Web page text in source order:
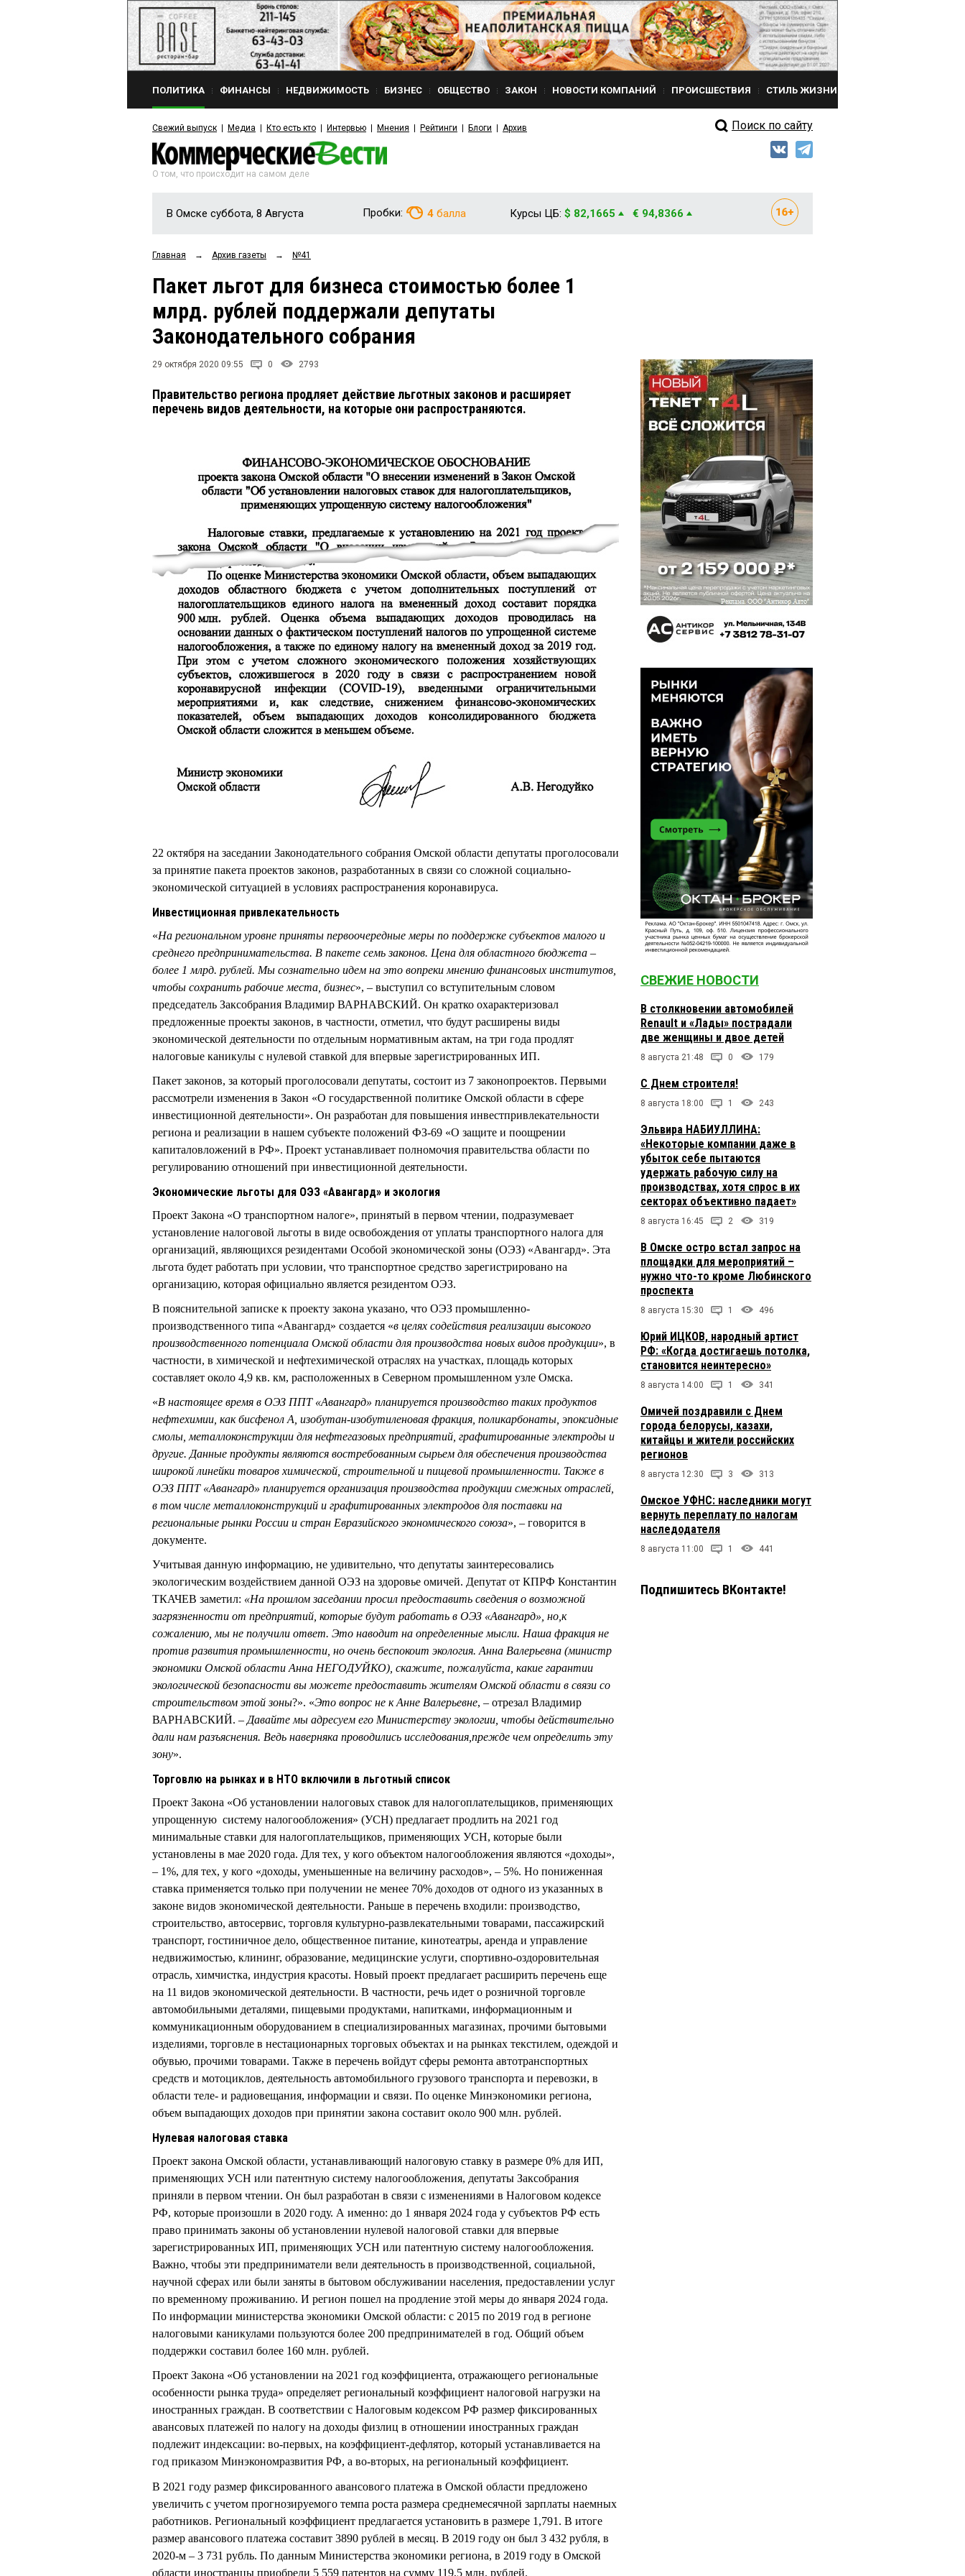
ПОЛИТИКА ФИНАНСЫ НЕДВИЖИМОСТЬ БИЗНЕС ОБЩЕСТВО ЗАКОН НОВОСТИ КОМПАНИЙ ПРОИСШЕСТВИЯ СТИЛЬ ЖИЗНИ
Свежий выпуск Медиа Кто есть кто Интервью Мнения Рейтинги Блоги Архив Поиск по сайту
О том, что происходит на самом деле
В Омске суббота, 8 Августа Пробки: 4 балла Курсы ЦБ: $ 82,1665 € 94,8366
Главная → Архив газеты → №41
Пакет льгот для бизнеса стоимостью более 1
млрд. рублей поддержали депутаты
Законодательного собрания
29 октября 2020 09:55 0 2793
Правительство региона продляет действие льготных законов и расширяет
перечень видов деятельности, на которые они распространяются.
22 октября на заседании Законодательного cобрания Омской области депутаты проголосовали
за принятие пакета проектов законов, разработанных в связи со сложной социально-
экономической ситуацией в условиях распространения коронавируса.
Инвестиционная привлекательность
«На региональном уровне приняты первоочередные меры по поддержке субъектов малого и
среднего предпринимательства. В пакете семь законов. Цена для областного бюджета –
более 1 млрд. рублей. Мы сознательно идем на это вопреки мнению финансовых институтов,
чтобы сохранить рабочие места, бизнес», – выступил со вступительным словом
председатель Заксобрания Владимир ВАРНАВСКИЙ. Он кратко охарактеризовал
предложенные проекты законов, в частности, отметил, что будут расширены виды
экономической деятельности по отдельным нормативным актам, на три года продлят
налоговые каникулы с нулевой ставкой для впервые зарегистрированных ИП.
Пакет законов, за который проголосовали депутаты, состоит из 7 законопроектов. Первыми
рассмотрели изменения в Закон «О государственной политике Омской области в сфере
инвестиционной деятельности». Он разработан для повышения инвестпривлекательности
региона и реализации в нашем субъекте положений ФЗ-69 «О защите и поощрении
капиталовложений в РФ». Проект устанавливает полномочия правительства области по
регулированию отношений при инвестиционной деятельности.
Экономические льготы для ОЭЗ «Авангард» и экология
Проект Закона «О транспортном налоге», принятый в первом чтении, подразумевает
установление налоговой льготы в виде освобождения от уплаты транспортного налога для
организаций, являющихся резидентами Особой экономической зоны (ОЭЗ) «Авангард». Эта
льгота будет работать при условии, что транспортное средство зарегистрировано на
организацию, которая официально является резидентом ОЭЗ.
В пояснительной записке к проекту закона указано, что ОЭЗ промышленно-
производственного типа «Авангард» создается «в целях содействия реализации высокого
производственного потенциала Омской области для производства новых видов продукции», в
частности, в химической и нефтехимической отраслях на участках, площадь которых
составляет около 4,9 кв. км, расположенных в Северном промышленном узле Омска.
«В настоящее время в ОЭЗ ППТ «Авангард» планируется производство таких продуктов
нефтехимии, как бисфенол А, изобутан-изобутиленовая фракция, поликарбонаты, эпоксидные
смолы, металлоконструкции для нефтегазовых предприятий, графитированные электроды и
другие. Данные продукты являются востребованным сырьем для обеспечения производства
широкой линейки товаров химической, строительной и пищевой промышленности. Также в
ОЭЗ ППТ «Авангард» планируется организация производства продукции смежных отраслей,
в том числе металлоконструкций и графитированных электродов для поставки на
региональные рынки России и стран Евразийского экономического союза», – говорится в
документе.
Учитывая данную информацию, не удивительно, что депутаты заинтересовались
экологическим воздействием данной ОЭЗ на здоровье омичей. Депутат от КПРФ Константин
ТКАЧЕВ заметил: «На прошлом заседании просил предоставить сведения о возможной
загрязненности от предприятий, которые будут работать в ОЭЗ «Авангард», но к
сожалению, мы не получили ответ. Это наводит на определенные мысли. Наша фракция не
против развития промышленности, но очень беспокоит экология. Анна Валерьевна (министр
экономики Омской области Анна НЕГОДУЙКО), скажите, пожалуйста, какие гарантии
экологической безопасности вы можете предоставить жителям Омской области в связи со
строительством этой зоны?». «Это вопрос не к Анне Валерьевне, – отрезал Владимир
ВАРНАВСКИЙ. – Давайте мы адресуем его Министерству экологии, чтобы действительно
дали нам разъяснения. Ведь наверняка проводились исследования прежде чем определить эту
зону».
Торговлю на рынках и в НТО включили в льготный список
Проект Закона «Об установлении налоговых ставок для налогоплательщиков, применяющих
упрощенную систему налогообложения» (УСН) предлагает продлить на 2021 год
минимальные ставки для налогоплательщиков, применяющих УСН, которые были
установлены в мае 2020 года. Для тех, у кого объектом налогообложения являются «доходы»,
– 1%, для тех, у кого «доходы, уменьшенные на величину расходов», – 5%. Но пониженная
ставка применяется только при получении не менее 70% доходов от одного из указанных в
законе видов экономической деятельности. Раньше в перечень входили: производство,
строительство, автосервис, торговля культурно-развлекательными товарами, пассажирский
транспорт, гостиничное дело, общественное питание, кинотеатры, аренда и управление
недвижимостью, клининг, образование, медицинские услуги, спортивно-оздоровительная
отрасль, химчистка, индустрия красоты. Новый проект предлагает расширить перечень еще
на 11 видов экономической деятельности. В частности, речь идет о розничной торговле
автомобильными деталями, пищевыми продуктами, напитками, информационным и
коммуникационным оборудованием в специализированных магазинах, прочими бытовыми
изделиями, торговле в нестационарных торговых объектах и на рынках текстилем, одеждой и
обувью, прочими товарами. Также в перечень войдут сферы ремонта автотранспортных
средств и мотоциклов, деятельность автомобильного грузового транспорта и перевозки, в
области теле- и радиовещания, информации и связи. По оценке Минэкономики региона,
объем выпадающих доходов при принятии закона составит около 900 млн. рублей.
Нулевая налоговая ставка
Проект закона Омской области, устанавливающий налоговую ставку в размере 0% для ИП,
применяющих УСН или патентную систему налогообложения, депутаты Заксобрания
приняли в первом чтении. Он был разработан в связи с изменениями в Налоговом кодексе
РФ, которые произошли в 2020 году. А именно: до 1 января 2024 года у субъектов РФ есть
право принимать законы об установлении нулевой налоговой ставки для впервые
зарегистрированных ИП, применяющих УСН или патентную систему налогообложения.
Важно, чтобы эти предприниматели вели деятельность в производственной, социальной,
научной сферах или были заняты в бытовом обслуживании населения, предоставлении услуг
по временному проживанию. И регион пошел на продление этой меры до января 2024 года.
По информации министерства экономики Омской области: с 2015 по 2019 год в регионе
налоговыми каникулами пользуются более 200 предпринимателей в год. Общий объем
поддержки составил более 160 млн. рублей.
Проект Закона «Об установлении на 2021 год коэффициента, отражающего региональные
особенности рынка труда» определяет региональный коэффициент налоговой нагрузки на
иностранных граждан. В соответствии с Налоговым кодексом РФ размер фиксированных
авансовых платежей по налогу на доходы физлиц в отношении иностранных граждан
подлежит индексации: во-первых, на коэффициент-дефлятор, который устанавливается на
год приказом Минэкономразвития РФ, а во-вторых, на региональный коэффициент.
В 2021 году размер фиксированного авансового платежа в Омской области предложено
увеличить с учетом прогнозируемого темпа роста размера среднемесячной зарплаты наемных
работников. Региональный коэффициент предлагается установить в размере 1,791. В итоге
размер авансового платежа составит 3890 рублей в месяц. В 2019 году он был 3 432 рубля, в
2020-м – 3 731 рубль. По данным Министерства экономики региона, в 2019 году в Омской
области иностранцы приобрели 5 559 патентов на сумму 119,5 млн. рублей.
СВЕЖИЕ НОВОСТИ
В столкновении автомобилей
Renault и «Лады» пострадали
две женщины и двое детей
8 августа 21:48 0 179
С Днем строителя!
8 августа 18:00 1 243
Эльвира НАБИУЛЛИНА:
«Некоторые компании даже в
убыток себе пытаются
удержать рабочую силу на
производствах, хотя спрос в их
секторах объективно падает»
8 августа 16:45 2 319
В Омске остро встал запрос на
площадки для мероприятий –
нужно что-то кроме Любинского
проспекта
8 августа 15:30 1 496
Юрий ИЦКОВ, народный артист
РФ: «Когда достигаешь потолка,
становится неинтересно»
8 августа 14:00 1 341
Омичей поздравили с Днем
города белорусы, казахи,
китайцы и жители российских
регионов
8 августа 12:30 3 313
Омское УФНС: наследники могут
вернуть переплату по налогам
наследодателя
8 августа 11:00 1 441
Подпишитесь ВКонтакте!